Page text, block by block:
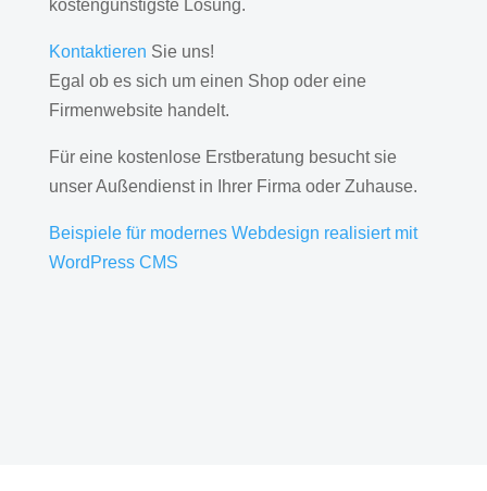
kostengünstigste Lösung.
Kontaktieren Sie uns!
Egal ob es sich um einen Shop oder eine
Firmenwebsite handelt.
Für eine kostenlose Erstberatung besucht sie
unser Außendienst in Ihrer Firma oder Zuhause.
Beispiele für modernes Webdesign realisiert mit
WordPress CMS